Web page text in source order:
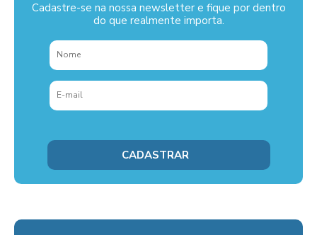
Cadastre-se na nossa newsletter e fique por dentro
do que realmente importa.